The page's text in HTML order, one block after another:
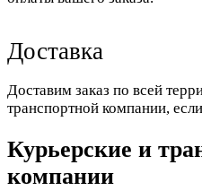
Доставка
Доставим заказ по всей
транспортной компании,
Курьерские и
компании